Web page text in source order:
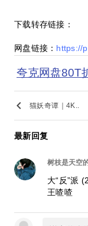
下载转存链接：
网盘链接： https://
夸克网盘80T
keyboard_arrow_left 猫妖奇谭｜4K..
最新回复
树枝是天空
大“反”派
王喳喳